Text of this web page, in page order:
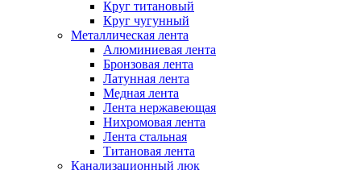
Круг титановый
Круг чугунный
Металлическая лента
Алюминиевая лента
Бронзовая лента
Латунная лента
Медная лента
Лента нержавеющая
Нихромовая лента
Лента стальная
Титановая лента
Канализационный люк